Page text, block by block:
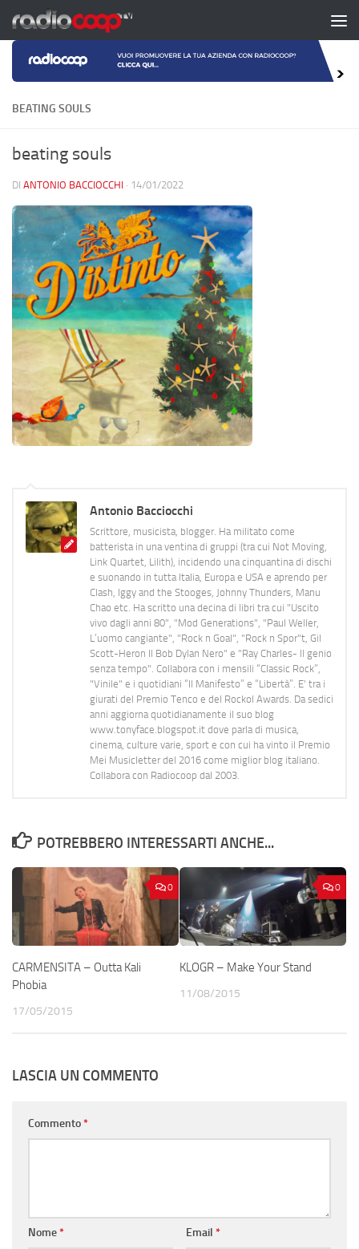
Salta al contenuto
BEATING SOULS
beating souls
DI ANTONIO BACCIOCCHI · 14/01/2022
Antonio Bacciocchi
Scrittore, musicista, blogger. Ha militato come
batterista in una ventina di gruppi (tra cui Not Moving,
Link Quartet, Lilith), incidendo una cinquantina di dischi
e suonando in tutta Italia, Europa e USA e aprendo per
Clash, Iggy and the Stooges, Johnny Thunders, Manu
Chao etc. Ha scritto una decina di libri tra cui "Uscito
vivo dagli anni 80", "Mod Generations", "Paul Weller,
L’uomo cangiante", "Rock n Goal", "Rock n Spor"t, Gil
Scott-Heron Il Bob Dylan Nero" e "Ray Charles- Il genio
senza tempo". Collabora con i mensili “Classic Rock”,
"Vinile" e i quotidiani “Il Manifesto” e “Libertà”. E' tra i
giurati del Premio Tenco e del Rockol Awards. Da sedici
anni aggiorna quotidianamente il suo blog
www.tonyface.blogspot.it dove parla di musica,
cinema, culture varie, sport e con cui ha vinto il Premio
Mei Musicletter del 2016 come miglior blog italiano.
Collabora con Radiocoop dal 2003.
POTREBBERO INTERESSARTI ANCHE...
0
CARMENSITA – Outta Kali
Phobia
17/05/2015
0
KLOGR – Make Your Stand
11/08/2015
LASCIA UN COMMENTO
Commento*
Nome* Email *